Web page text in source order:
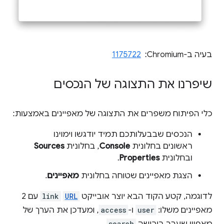
בעיה ב-Chromium: ‏ 1175722
שיפרנו את התצוגה של הנכסים
כלי הפיתוח משפרים את התצוגה של מאפיינים באמצעות:
הנכסים שבבעלותכם תמיד יודגשו וימוינו
ראשונים בחלונית Console, בחלוניתSources
ובחלוניתProperties
.
הצגת מאפיינים שטוחה בחלונית מאפיינים.
לדוגמה, קטע הקוד הבא יוצר אובייקט URL
link
עם 2
מאפיינים משלו: user ו- access , ומעדכן את הערך של